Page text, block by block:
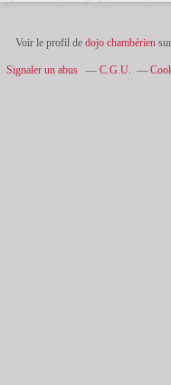
Voir le profil de dojo chambérien
Signaler un abus C.G.U.